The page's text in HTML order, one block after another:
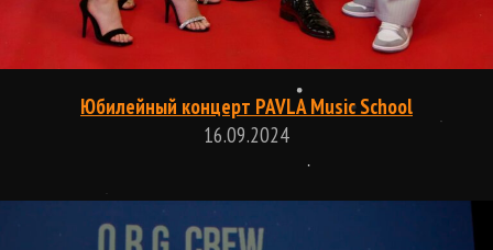
Юбилейный концерт PAVLA Music School
16.09.2024